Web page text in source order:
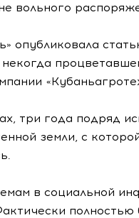
вольного
опубликовала
три года подряд
земли, с
в социальной
полностью